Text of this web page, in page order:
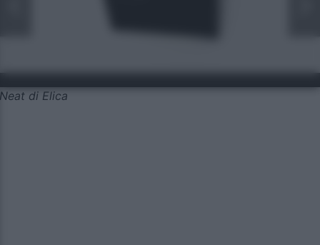
Neat di Elica